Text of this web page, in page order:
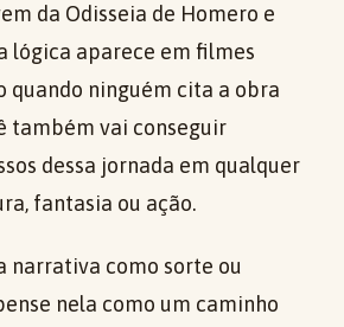
da Odisseia de Homero e
lógica aparece em filmes
quando ninguém cita a obra
também vai conseguir
dessa jornada em qualquer
fantasia ou ação.
narrativa como sorte ou
nela como um caminho